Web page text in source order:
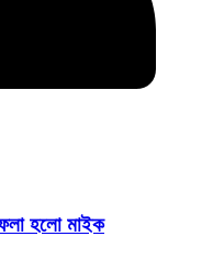
হলো মাইক